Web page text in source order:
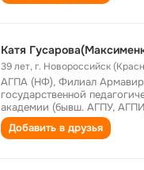
Катя
39 лет,г. Новороссийск
АГПА (НФ), Филиал
государственной
академии (бывш. АГПУ,
Добавить в друзья